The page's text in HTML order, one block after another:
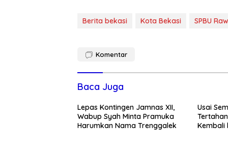
Berita bekasi Kota Bekasi SPBU
Komentar
Baca Juga
Lepas Kontingen Jamnas XII,
Wabup Syah Minta Pramuka
Harumkan Nama Trenggalek
Usai
Kembali